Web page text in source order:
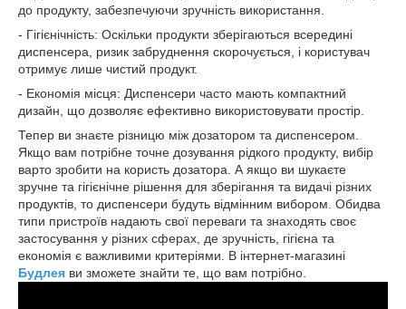
до продукту, забезпечуючи зручність використання.
- Гігієнічність: Оскільки продукти зберігаються всередині
диспенсера, ризик забруднення скорочується, і користувач
отримує лише чистий продукт.
- Економія місця: Диспенсери часто мають компактний
дизайн, що дозволяє ефективно використовувати простір.
Тепер ви знаєте різницю між дозатором та диспенсером.
Якщо вам потрібне точне дозування рідкого продукту, вибір
варто зробити на користь дозатора. А якщо ви шукаєте
зручне та гігієнічне рішення для зберігання та видачі різних
продуктів, то диспенсери будуть відмінним вибором. Обидва
типи пристроїв надають свої переваги та знаходять своє
застосування у різних сферах, де зручність, гігієна та
економія є важливими критеріями. В інтернет-магазині
Будлея ви зможете знайти те, що вам потрібно.